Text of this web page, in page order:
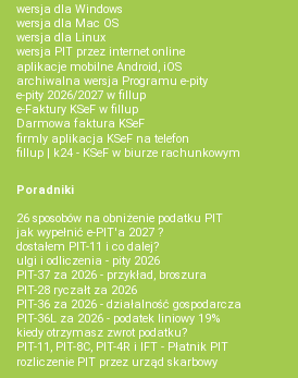
wersja dla Windows
wersja dla Mac OS
wersja dla Linux
wersja PIT przez internet online
aplikacje mobilne Android, iOS
archiwalna wersja Programu e-pity
e-pity 2026/2027 w fillup
e‑Faktury KSeF w fillup
Darmowa faktura KSeF
firmly aplikacja KSeF na telefon
fillup | k24 - KSeF w biurze rachunkowym
Poradniki
26 sposobów na obniżenie podatku PIT
jak wypełnić e-PIT'a 2027 ?
dostałem PIT-11 i co dalej?
ulgi i odliczenia - pity 2026
PIT-37 za 2026 - przykład, broszura
PIT-28 ryczałt za 2026
PIT-36 za 2026 - działalność gospodarcza
PIT-36L za 2026 - podatek liniowy 19%
kiedy otrzymasz zwrot podatku?
PIT-11, PIT-8C, PIT-4R i IFT - Płatnik PIT
rozliczenie PIT przez urząd skarbowy